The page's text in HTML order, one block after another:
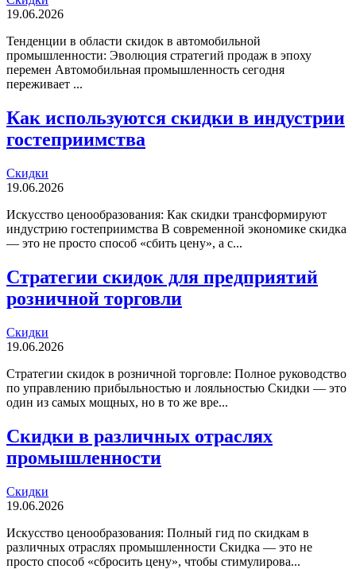
19.06.2026
Тенденции в области скидок в автомобильной
промышленности: Эволюция стратегий продаж в эпоху
перемен Автомобильная промышленность сегодня
переживает ...
Как используются скидки в индустрии
гостеприимства
Скидки
19.06.2026
Искусство ценообразования: Как скидки трансформируют
индустрию гостеприимства В современной экономике скидка
— это не просто способ «сбить цену», а с...
Стратегии скидок для предприятий
розничной торговли
Скидки
19.06.2026
Стратегии скидок в розничной торговле: Полное руководство
по управлению прибыльностью и лояльностью Скидки — это
один из самых мощных, но в то же вре...
Скидки в различных отраслях
промышленности
Скидки
19.06.2026
Искусство ценообразования: Полный гид по скидкам в
различных отраслях промышленности Скидка — это не
просто способ «сбросить цену», чтобы стимулирова...